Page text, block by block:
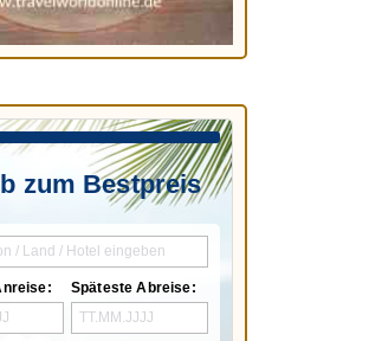
zum Bestpreis
Späteste Abreise: